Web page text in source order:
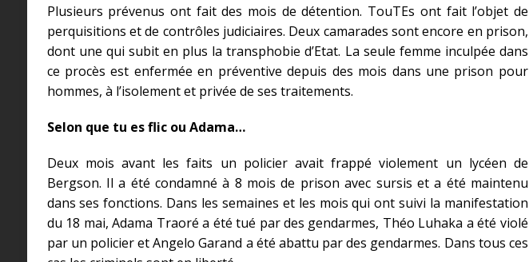
Plusieurs prévenus ont fait des mois de détention. TouTEs ont fait l’objet de
perquisitions et de contrôles judiciaires. Deux camarades sont encore en prison,
dont une qui subit en plus la transphobie d’Etat. La seule femme inculpée dans
ce procès est enfermée en préventive depuis des mois dans une prison pour
hommes, à l’isolement et privée de ses traitements.
Selon que tu es flic ou Adama…
Deux mois avant les faits un policier avait frappé violement un lycéen de
Bergson. Il a été condamné à 8 mois de prison avec sursis et a été maintenu
dans ses fonctions. Dans les semaines et les mois qui ont suivi la manifestation
du 18 mai, Adama Traoré a été tué par des gendarmes, Théo Luhaka a été violé
par un policier et Angelo Garand a été abattu par des gendarmes. Dans tous ces